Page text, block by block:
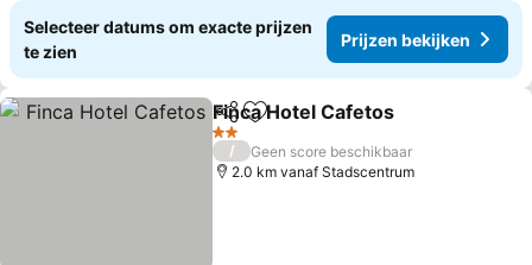
Selecteer datums om exacte prijzen
te zien
Prijzen bekijken
DelenToevoegen aan favorieten
Finca Hotel Cafetos
2 Sterren
/
Geen score beschikbaar
2.0 km vanaf Stadscentrum